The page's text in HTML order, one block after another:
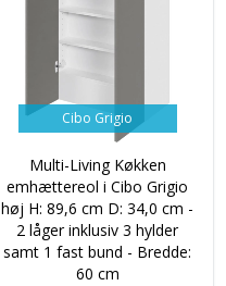
Cibo Grigio
Multi-Living Køkken
emhættereol i Cibo Grigio
høj H: 89,6 cm D: 34,0 cm -
2 låger inklusiv 3 hylder
samt 1 fast bund - Bredde:
60 cm